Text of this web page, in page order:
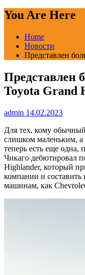
You Are Here
Home
Новости
Представлен
Представлен
Toyota Grand
admin 14.02.2023
Для тех, кому
слишком маленьким, а
теперь есть еще одна,
Чикаго дебютировал
Highlander, который
компании и
машинам, как